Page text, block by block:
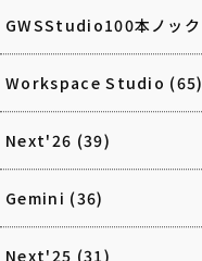
GWSStudio100本ノック
Workspace Studio (65)
Next'26 (39)
Gemini (36)
Next'25 (31)